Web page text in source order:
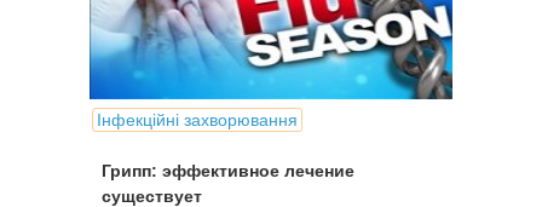
Інфекційні захворювання
Грипп: эффективное лечение
существует